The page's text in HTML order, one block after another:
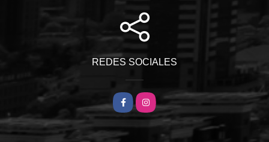
REDES SOCIALES
FacebookInstagram